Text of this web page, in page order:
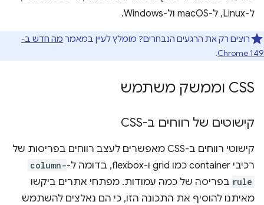
ל-Linux, ל-macOS ול-Windows.
רוצים רק את הרגעים הנבחרים? מומלץ לעיין במאמר מה חדש ב-
Chrome 149
.
CSS וממשק משתמש
קישוטים של רווחים ב-CSS
קישוטי רווחים ב-CSS מאפשרים לעצב רווחים בפריסות של
רכיבי container כמו grid ו-flexbox, בדומה ל-
column-
rule בפריסה של כמה עמודות. מפתחי אתרים ביקשו
מאיתנו להוסיף את התכונה הזו, כי הם נאלצים להשתמש